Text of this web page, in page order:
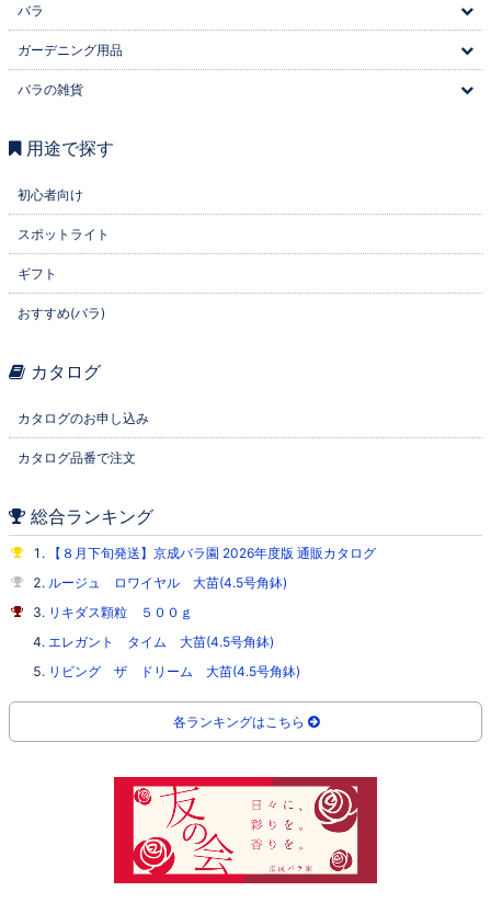
バラ
ガーデニング用品
バラの雑貨
用途で探す
初心者向け
スポットライト
ギフト
おすすめ(バラ)
カタログ
カタログのお申し込み
カタログ品番で注文
総合ランキング
【８月下旬発送】京成バラ園 2026年度版 通販カタログ
ルージュ ロワイヤル 大苗(4.5号角鉢)
リキダス顆粒 ５００ｇ
エレガント タイム 大苗(4.5号角鉢)
リビング ザ ドリーム 大苗(4.5号角鉢)
各ランキングはこちら